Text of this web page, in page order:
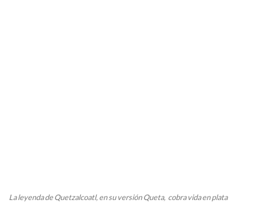
La leyenda de Quetzalcoatl, en su versión Queta, cobra vida en plata